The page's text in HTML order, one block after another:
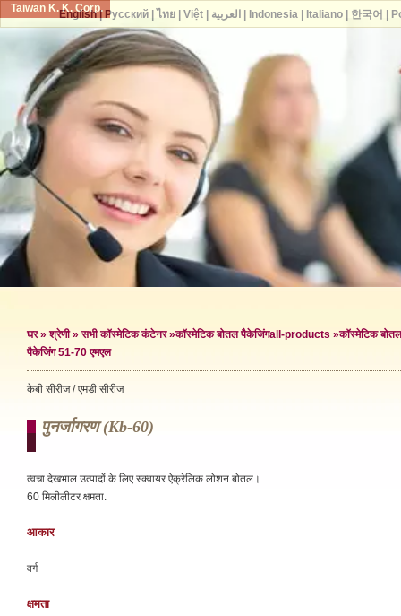
Taiwan K. K. Corp.
घर»श्रेणी»सभी कॉस्मेटिक कंटेनर»कॉस्मेटिक बोतल पैकेजिंगall-products »कॉस्मेटिक
पैकेजिंग 51-70 एमएल
केबी सीरीज / एमडी सीरीज
पुनर्जागरण (kb-60)
त्वचा देखभाल उत्पादों के लिए स्क्वायर ऐक्रेलिक लोशन बोतल।
60 मिलीलीटर क्षमता.
आकार
वर्ग
क्षमता
English| Русский| ไทย| Việt| العربية Indonesia| Italiano| 한국어